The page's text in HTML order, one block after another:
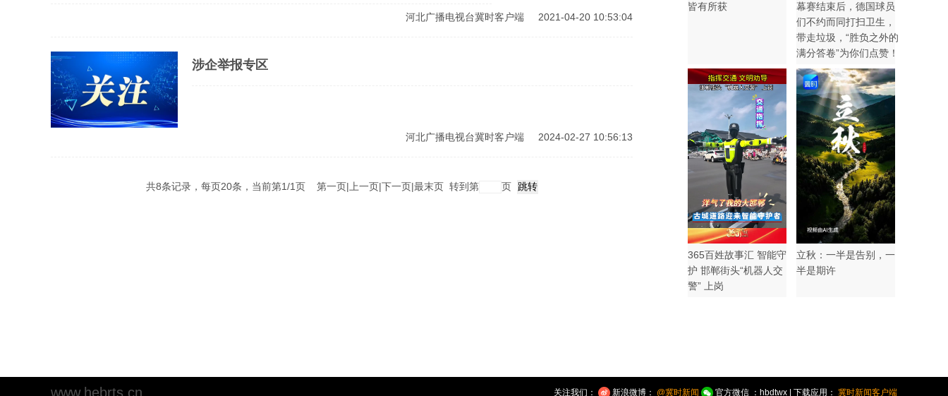
河北广播电视台冀时客户端 2021-04-20 10:53:04
涉企举报专区
河北广播电视台冀时客户端 2024-02-27 10:56:13
共8条记录，每页20条，当前第1/1页 第一页| 上一页|下一页|最末页转到第 页
皆有所获
幕赛结束后，德国球员
们不约而同打扫卫生，
带走垃圾，“胜负之外的
满分答卷”为你们点赞！
365百姓故事汇 智能守
护 邯郸街头“机器人交
警” 上岗
立秋：一半是告别，一
半是期许
关注我们： 新浪微博： @冀时新闻 官方微信 ：hbdtwx | 下载应用： 冀时新闻客户端
www.hebrts.cn